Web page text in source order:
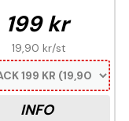
199 kr
19,90 kr/st
INFO